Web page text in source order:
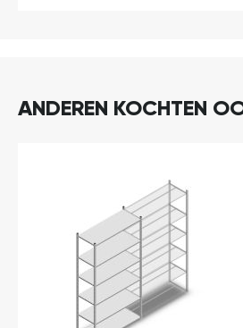
ANDEREN KOCHTEN